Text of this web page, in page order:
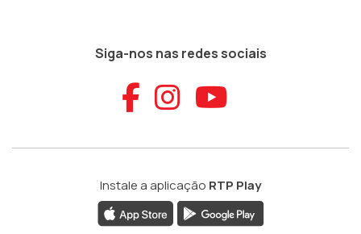
Siga-nos nas redes sociais
Aceder ao
Aceder ao
Aceder
Instale a aplicação RTP Play